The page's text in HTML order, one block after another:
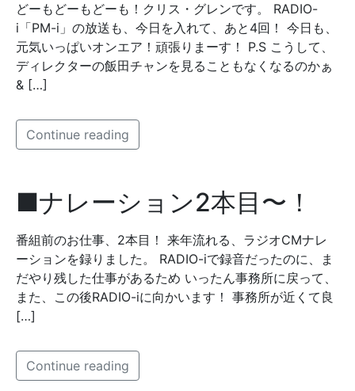
どーもどーもどーも！クリス・グレンです。 RADIO-
i「PM-i」の放送も、今日を入れて、あと4回！ 今日も、
元気いっぱいオンエア！頑張りまーす！ P.S こうして、
ディレクターの飯田チャンを見ることもなくなるのかぁ
& […]
Continue reading
■ナレーション2本目〜！
番組前のお仕事、2本目！ 来年流れる、ラジオCMナレ
ーションを録りました。 RADIO-iで録音だったのに、ま
だやり残した仕事があるため いったん事務所に戻って、
また、この後RADIO-iに向かいます！ 事務所が近くて良
[…]
Continue reading